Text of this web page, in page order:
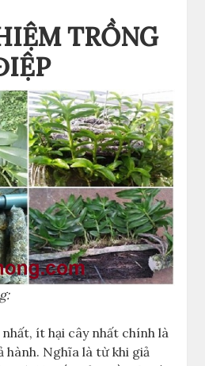
TRỒNG
ít hại cây nhất chính là
hành. Nghĩa là từ khi giả